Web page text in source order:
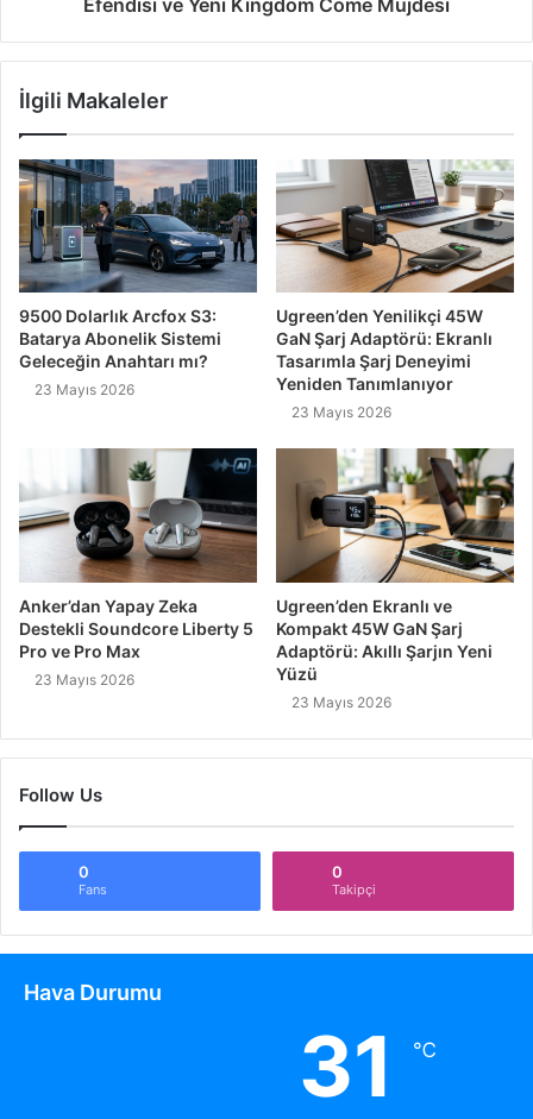
İlgili Makaleler
9500 Dolarlık Arcfox S3:
Batarya Abonelik Sistemi
Geleceğin Anahtarı mı?
23 Mayıs 2026
Ugreen’den Yenilikçi 45W
GaN Şarj Adaptörü: Ekranlı
Tasarımla Şarj Deneyimi
Yeniden Tanımlanıyor
23 Mayıs 2026
Anker’dan Yapay Zeka
Destekli Soundcore Liberty 5
Pro ve Pro Max
23 Mayıs 2026
Ugreen’den Ekranlı ve
Kompakt 45W GaN Şarj
Adaptörü: Akıllı Şarjın Yeni
Yüzü
23 Mayıs 2026
Follow Us
0
Fans
0
Takipçi
Hava Durumu
31 ℃